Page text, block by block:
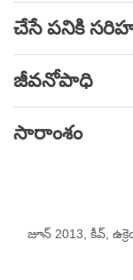
చేసే పనికి
జీవనోపాధి
సారాంశం
జూన్ 2013, కీవ్,